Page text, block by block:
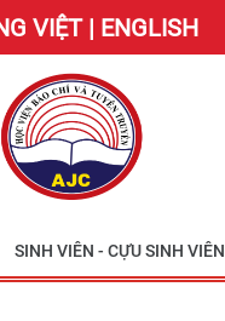
VIỆT | ENGLISH
SINH VIÊN - CỰU SINH VIÊN